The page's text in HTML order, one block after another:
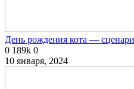
День рождения кота —
0 189k 0
10 января, 2024